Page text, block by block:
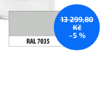
13 299,80
Kč
–5 %